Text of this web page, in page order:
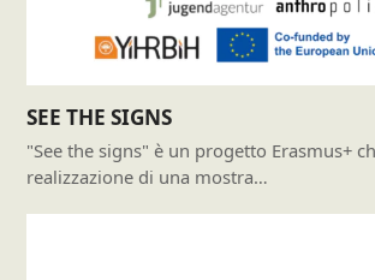
SEE THE SIGNS
"See the signs" è un progetto Erasmus+
realizzazione di una mostra…